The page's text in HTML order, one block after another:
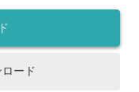
ード